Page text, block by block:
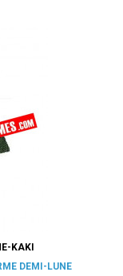
KAKI
DEMI-LUNE